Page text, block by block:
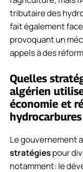
tributaire des
fait également
provoquant un
appels à des
Quelles
algérien
économie et
hydrocarbures
Le gouvernement
stratégiespour
notamment: le